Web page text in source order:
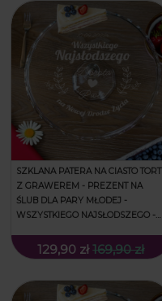
SZKLANA PATERA NA CIASTO TORT
Z GRAWEREM - PREZENT NA
ŚLUB DLA PARY MŁODEJ -
WSZYSTKIEGO NAJSŁODSZEGO -
129,90 zł 169,90 zł